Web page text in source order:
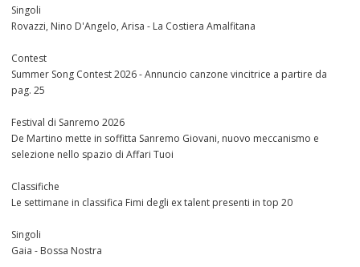
Singoli
Rovazzi, Nino D'Angelo, Arisa - La Costiera Amalfitana
Contest
Summer Song Contest 2026 - Annuncio canzone vincitrice a partire da
pag. 25
Festival di Sanremo 2026
De Martino mette in soffitta Sanremo Giovani, nuovo meccanismo e
selezione nello spazio di Affari Tuoi
Classifiche
Le settimane in classifica Fimi degli ex talent presenti in top 20
Singoli
Gaia - Bossa Nostra